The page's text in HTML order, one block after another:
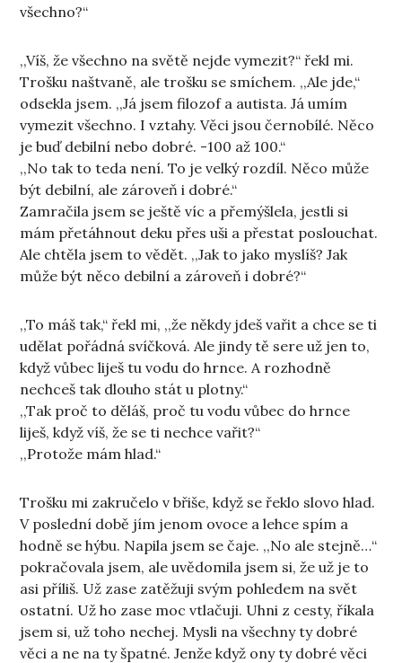
všechno?“
,,Víš, že všechno na světě nejde vymezit?“ řekl mi.
Trošku naštvaně, ale trošku se smíchem. ,,Ale jde,“
odsekla jsem. ,,Já jsem filozof a autista. Já umím
vymezit všechno. I vztahy. Věci jsou černobílé. Něco
je buď debilní nebo dobré. -100 až 100.“
,,No tak to teda není. To je velký rozdíl. Něco může
být debilní, ale zároveň i dobré.“
Zamračila jsem se ještě víc a přemýšlela, jestli si
mám přetáhnout deku přes uši a přestat poslouchat.
Ale chtěla jsem to vědět. ,,Jak to jako myslíš? Jak
může být něco debilní a zároveň i dobré?“
,,To máš tak,“ řekl mi, ,,že někdy jdeš vařit a chce se ti
udělat pořádná svíčková. Ale jindy tě sere už jen to,
když vůbec liješ tu vodu do hrnce. A rozhodně
nechceš tak dlouho stát u plotny.“
,,Tak proč to děláš, proč tu vodu vůbec do hrnce
liješ, když víš, že se ti nechce vařit?“
,,Protože mám hlad.“
Trošku mi zakručelo v břiše, když se řeklo slovo hlad.
V poslední době jím jenom ovoce a lehce spím a
hodně se hýbu. Napila jsem se čaje. ,,No ale stejně…“
pokračovala jsem, ale uvědomila jsem si, že už je to
asi příliš. Už zase zatěžuji svým pohledem na svět
ostatní. Už ho zase moc vtlačuji. Uhni z cesty, říkala
jsem si, už toho nechej. Mysli na všechny ty dobré
věci a ne na ty špatné. Jenže když ony ty dobré věci